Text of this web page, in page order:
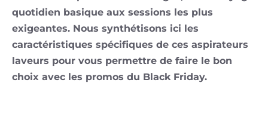
quotidien basique aux sessions les plus
exigeantes. Nous synthétisons ici les
caractéristiques spécifiques de ces aspirateurs
laveurs pour vous permettre de faire le bon
choix avec les promos du Black Friday.